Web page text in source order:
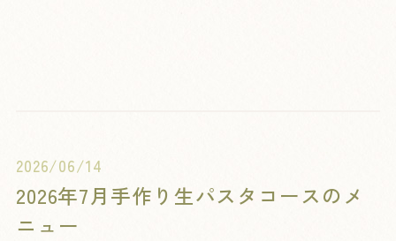
2026/06/14
2026年7月手作り生パスタコースのメ
ニュー